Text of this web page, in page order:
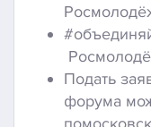
Подать
форума